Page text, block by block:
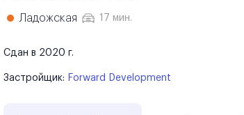
Ладожская 17 мин.
Сдан в 2020 г.
Застройщик: Forward Development